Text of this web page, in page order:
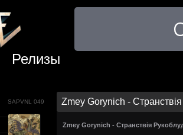
Релизы
SAPVNL 049 Zmey Gorynich -
Zmey Gorynich - Странствiя